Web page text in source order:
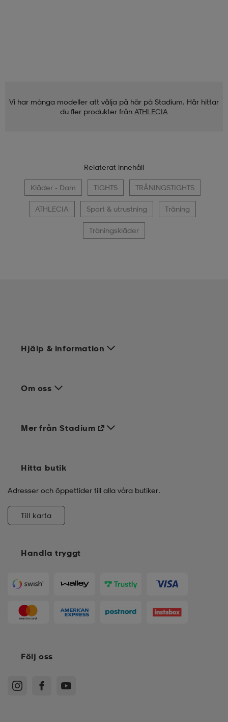
Vi har många modeller att välja på här på Stadium. Här hittar
du fler produkter från ATHLECIA
Relaterat innehåll
Kläder - Dam TIGHTS TRÄNINGSTIGHTS
ATHLECIA Sport & utrustning Träning
Träningskläder
Hjälp & information
Om oss
Handla tryggt
Mer från Stadium
Hitta butik
Adresser och öppettider till alla våra butiker.
Till karta
Följ oss